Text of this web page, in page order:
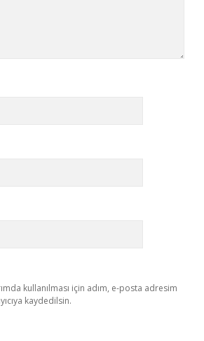
kullanılması için adım, e-posta adresim
kaydedilsin.